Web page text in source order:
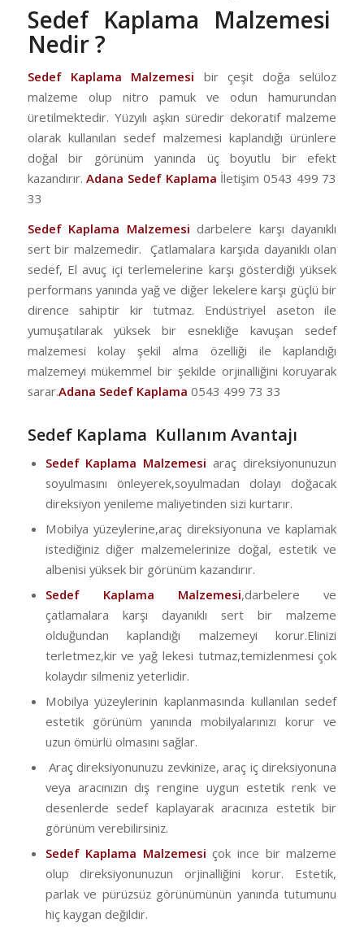
Sedef Kaplama Malzemesi
Nedir ?
Sedef Kaplama Malzemesi bir çeşit doğa selüloz
malzeme olup nitro pamuk ve odun hamurundan
üretilmektedir. Yüzyılı aşkın süredir dekoratif malzeme
olarak kullanılan sedef malzemesi kaplandığı ürünlere
doğal bir görünüm yanında üç boyutlu bir efekt
kazandırır. Adana Sedef Kaplama İletişim 0543 499 73
33
Sedef Kaplama Malzemesi darbelere karşı dayanıklı
sert bir malzemedir. Çatlamalara karşıda dayanıklı olan
sedef, El avuç içi terlemelerine karşı gösterdiği yüksek
performans yanında yağ ve diğer lekelere karşı güçlü bir
dirence sahiptir kir tutmaz. Endüstriyel aseton ile
yumuşatılarak yüksek bir esnekliğe kavuşan sedef
malzemesi kolay şekil alma özelliği ile kaplandığı
malzemeyi mükemmel bir şekilde orjinalliğini koruyarak
sarar.Adana Sedef Kaplama 0543 499 73 33
Sedef Kaplama Kullanım Avantajı
Sedef Kaplama Malzemesi araç direksiyonunuzun
soyulmasını önleyerek,soyulmadan dolayı doğacak
direksiyon yenileme maliyetinden sizi kurtarır.
Mobilya yüzeylerine,araç direksiyonuna ve kaplamak
istediğiniz diğer malzemelerinize doğal, estetik ve
albenisi yüksek bir görünüm kazandırır.
Sedef Kaplama Malzemesi,darbelere ve
çatlamalara karşı dayanıklı sert bir malzeme
olduğundan kaplandığı malzemeyi korur.Elinizi
terletmez,kir ve yağ lekesi tutmaz,temizlenmesi çok
kolaydır silmeniz yeterlidir.
Mobilya yüzeylerinin kaplanmasında kullanılan sedef
estetik görünüm yanında mobilyalarınızı korur ve
uzun ömürlü olmasını sağlar.
Araç direksiyonunuzu zevkinize, araç iç direksiyonuna
veya aracınızın dış rengine uygun estetik renk ve
desenlerde sedef kaplayarak aracınıza estetik bir
görünüm verebilirsiniz.
Sedef Kaplama Malzemesi çok ince bir malzeme
olup direksiyonunuzun orjinalliğini korur. Estetik,
parlak ve pürüzsüz görünümünün yanında tutumunu
hiç kaygan değildir.